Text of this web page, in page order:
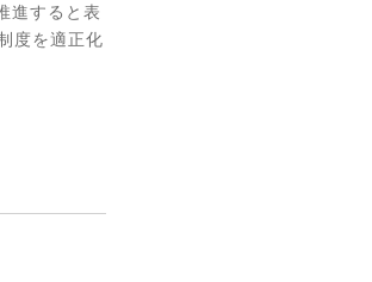
進すると表
度を適正化